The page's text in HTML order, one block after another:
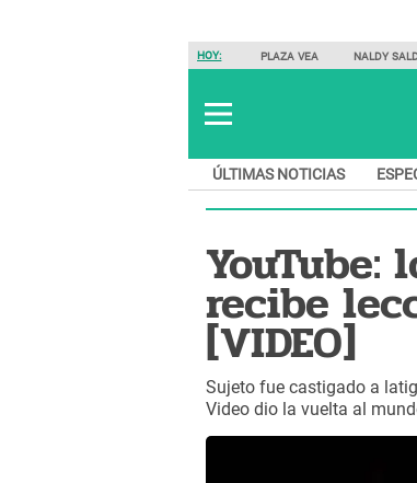
HOY: PLAZA VEA NALDY
ÚLTIMAS NOTICIAS
YouTube:
recibe
[VIDEO]
Sujeto fue castigado a
Video dio la vuelta al